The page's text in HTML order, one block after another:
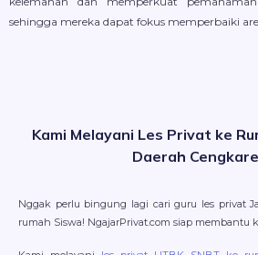
sehingga mereka dapat fokus memperbaiki
Kami Melayani Les Privat ke
Daerah
Nggak perlu bingung lagi cari guru les privat
rumah Siswa! NgajarPrivat.com siap membantu